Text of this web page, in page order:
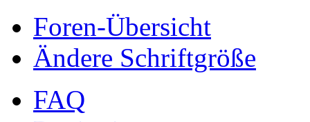
Foren-Übersicht
Ändere Schriftgröße
FAQ